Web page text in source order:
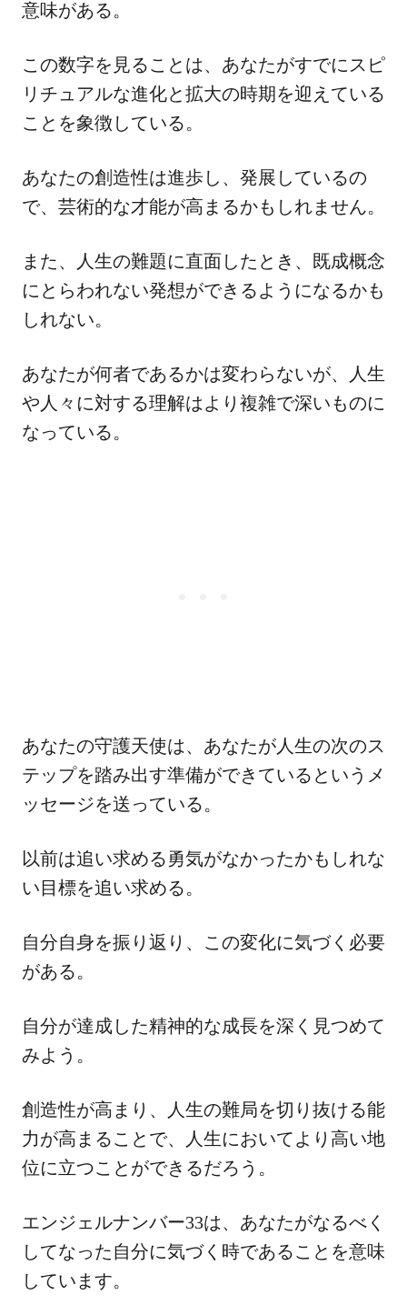
意味がある。
この数字を見ることは、あなたがすでにスピ
リチュアルな進化と拡大の時期を迎えている
ことを象徴している。
あなたの創造性は進歩し、発展しているの
で、芸術的な才能が高まるかもしれません。
また、人生の難題に直面したとき、既成概念
にとらわれない発想ができるようになるかも
しれない。
あなたが何者であるかは変わらないが、人生
や人々に対する理解はより複雑で深いものに
なっている。
あなたの守護天使は、あなたが人生の次のス
テップを踏み出す準備ができているというメ
ッセージを送っている。
以前は追い求める勇気がなかったかもしれな
い目標を追い求める。
自分自身を振り返り、この変化に気づく必要
がある。
自分が達成した精神的な成長を深く見つめて
みよう。
創造性が高まり、人生の難局を切り抜ける能
力が高まることで、人生においてより高い地
位に立つことができるだろう。
エンジェルナンバー33は、あなたがなるべく
してなった自分に気づく時であることを意味
しています。